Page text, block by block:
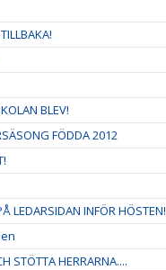
BLEV!
FÖDDA 2012
LEDARSIDAN INFÖR HÖSTEN!
STÖTTA HERRARNA....